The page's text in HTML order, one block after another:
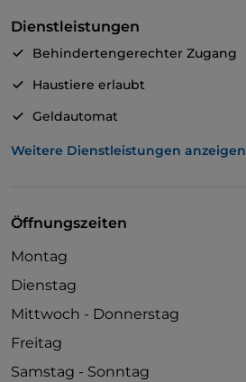
Dienstleistungen
Behindertengerechter Zugang
Haustiere erlaubt
Geldautomat
Es wird Englisch gesprochen
Weitere Dienstleistungen anzeigen
Öffnungszeiten
Montag
Dienstag
Mittwoch - Donnerstag
Freitag
Samstag - Sonntag